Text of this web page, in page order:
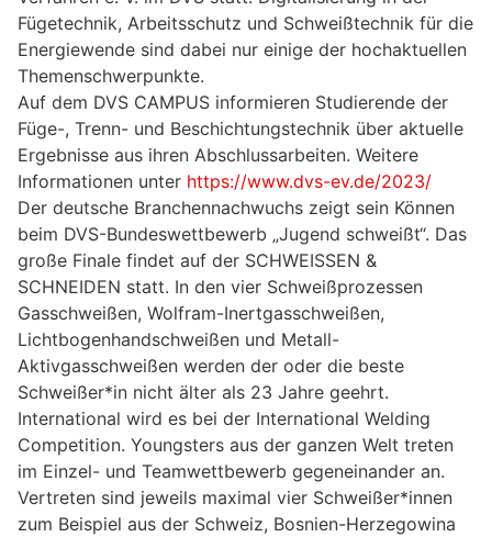
Fügetechnik, Arbeitsschutz und Schweißtechnik für die
Energiewende sind dabei nur einige der hochaktuellen
Themenschwerpunkte.
Auf dem DVS CAMPUS informieren Studierende der
Füge-, Trenn- und Beschichtungstechnik über aktuelle
Ergebnisse aus ihren Abschlussarbeiten. Weitere
Informationen unter https://www.dvs-ev.de/2023/
Der deutsche Branchennachwuchs zeigt sein Können
beim DVS-Bundeswettbewerb „Jugend schweißt“. Das
große Finale findet auf der SCHWEISSEN &
SCHNEIDEN statt. In den vier Schweißprozessen
Gasschweißen, Wolfram-Inertgasschweißen,
Lichtbogenhandschweißen und Metall-
Aktivgasschweißen werden der oder die beste
Schweißer*in nicht älter als 23 Jahre geehrt.
International wird es bei der International Welding
Competition. Youngsters aus der ganzen Welt treten
im Einzel- und Teamwettbewerb gegeneinander an.
Vertreten sind jeweils maximal vier Schweißer*innen
zum Beispiel aus der Schweiz, Bosnien-Herzegowina